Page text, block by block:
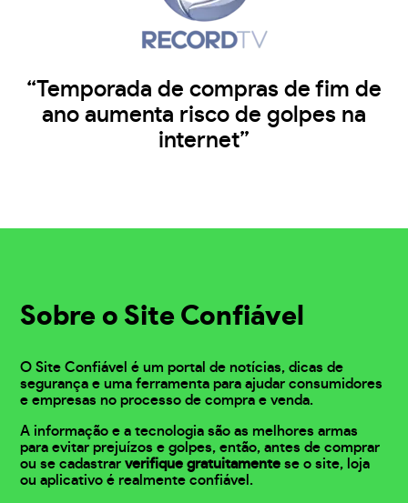
“Temporada de compras de fim de
ano aumenta risco de golpes na
internet”
Sobre o Site Confiável
O Site Confiável é um portal de notícias, dicas de
segurança e uma ferramenta para ajudar consumidores
e empresas no processo de compra e venda.
A informação e a tecnologia são as melhores armas
para evitar prejuízos e golpes, então, antes de comprar
ou se cadastrarverifique gratuitamente se o site, loja
ou aplicativo é realmente confiável.